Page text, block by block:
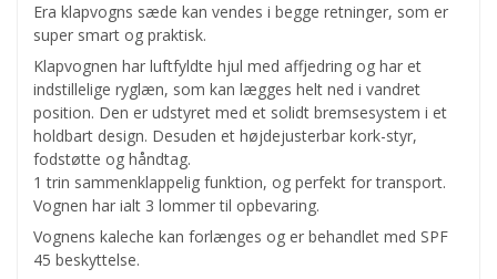
Era klapvogns sæde kan vendes i begge retninger, som er
super smart og praktisk.
Klapvognen har luftfyldte hjul med affjedring og har et
indstillelige ryglæn, som kan lægges helt ned i vandret
position. Den er udstyret med et solidt bremsesystem i et
holdbart design. Desuden et højdejusterbar kork-styr,
fodstøtte og håndtag.
1 trin sammenklappelig funktion, og perfekt for transport.
Vognen har ialt 3 lommer til opbevaring.
Vognens kaleche kan forlænges og er behandlet med SPF
45 beskyttelse.